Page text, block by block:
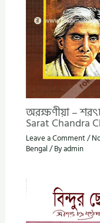
অরক্ষণীয়া –
Sarat Chandra
Leave a Comment/
Bengal / Byadmin